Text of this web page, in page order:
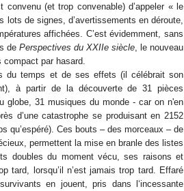
convenu (et trop convenable) d’appeler « le
de signes, d’avertissements en déroute,
affichées. C’est évidemment, sans
de Perspectives du XXIIe siècle , le nouveau
par hasard.
du temps et de ses effets (il célébrait son
à partir de la découverte de 31 pièces
globe, 31 musiques du monde - car on n'en
d’une catastrophe se produisant en 2152
qu’espéré). Ces bouts – des morceaux – de
permettent la mise en branle des listes
doubles du moment vécu, ses raisons et
tard, lorsqu’il n’est jamais trop tard. Effaré
en jouent, pris dans l‘incessante